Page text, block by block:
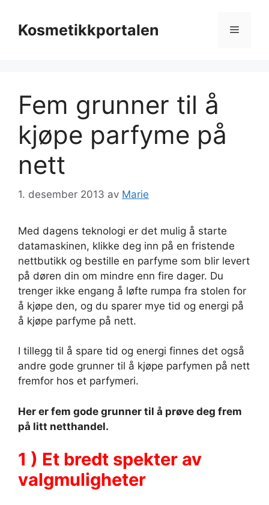
innholdKosmetikkportalen Meny
Fem grunner til å
kjøpe parfyme på
nett
1. desember 2013 av Marie
Med dagens teknologi er det mulig å starte
datamaskinen, klikke deg inn på en fristende
nettbutikk og bestille en parfyme som blir levert
på døren din om mindre enn fire dager. Du
trenger ikke engang å løfte rumpa fra stolen for
å kjøpe den, og du sparer mye tid og energi på
å kjøpe parfyme på nett.
I tillegg til å spare tid og energi finnes det også
andre gode grunner til å kjøpe parfymen på nett
fremfor hos et parfymeri.
Her er fem gode grunner til å prøve deg frem
på litt netthandel.
1 ) Et bredt spekter av
valgmuligheter